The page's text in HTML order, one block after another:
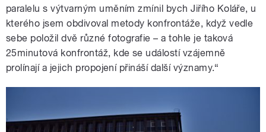
paralelu s výtvarným uměním zmínil bych Jiřího Koláře, u
kterého jsem obdivoval metody konfrontáže, když vedle
sebe položil dvě různé fotografie – a tohle je taková
25minutová konfrontáž, kde se událostí vzájemně
prolínají a jejich propojení přináší další významy.“